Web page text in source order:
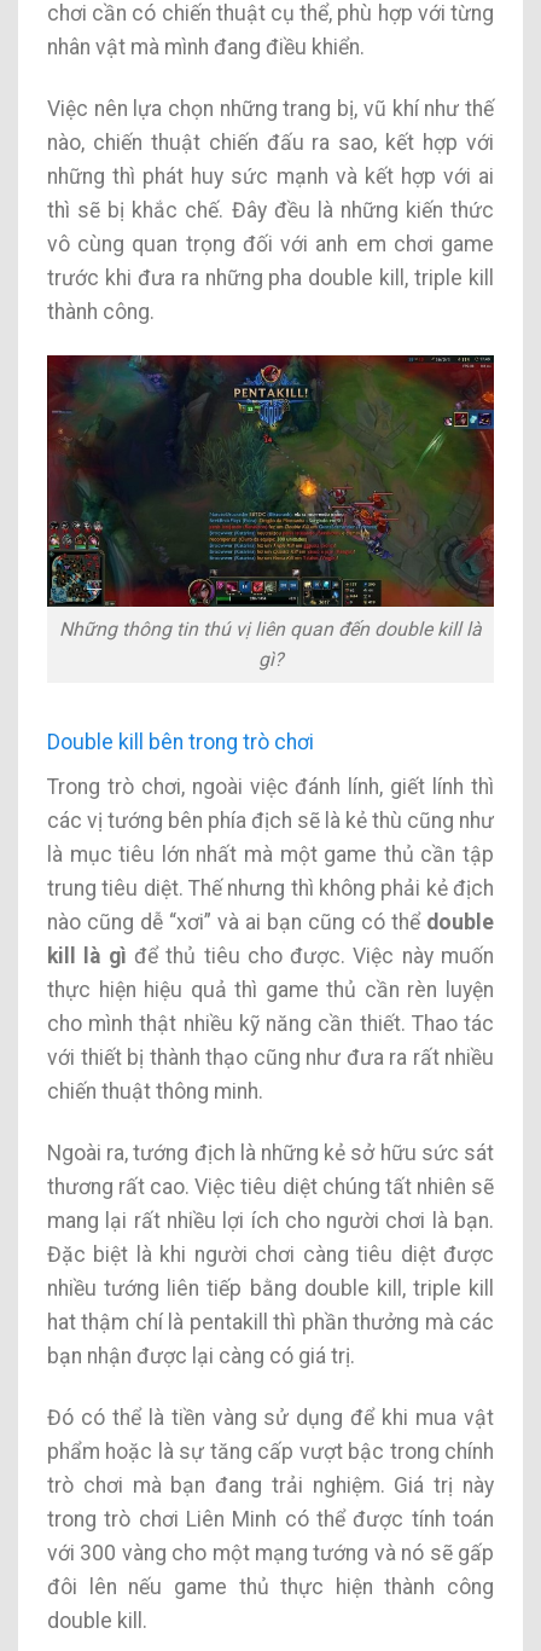
chơi cần có chiến thuật cụ thể, phù hợp với từng
nhân vật mà mình đang điều khiển.
Việc nên lựa chọn những trang bị, vũ khí như thế
nào, chiến thuật chiến đấu ra sao, kết hợp với
những thì phát huy sức mạnh và kết hợp với ai
thì sẽ bị khắc chế. Đây đều là những kiến thức
vô cùng quan trọng đối với anh em chơi game
trước khi đưa ra những pha double kill, triple kill
thành công.
Những thông tin thú vị liên quan đến double kill là
gì?
Double kill bên trong trò chơi
Trong trò chơi, ngoài việc đánh lính, giết lính thì
các vị tướng bên phía địch sẽ là kẻ thù cũng như
là mục tiêu lớn nhất mà một game thủ cần tập
trung tiêu diệt. Thế nhưng thì không phải kẻ địch
nào cũng dễ “xơi” và ai bạn cũng có thể double
kill là gì để thủ tiêu cho được. Việc này muốn
thực hiện hiệu quả thì game thủ cần rèn luyện
cho mình thật nhiều kỹ năng cần thiết. Thao tác
với thiết bị thành thạo cũng như đưa ra rất nhiều
chiến thuật thông minh.
Ngoài ra, tướng địch là những kẻ sở hữu sức sát
thương rất cao. Việc tiêu diệt chúng tất nhiên sẽ
mang lại rất nhiều lợi ích cho người chơi là bạn.
Đặc biệt là khi người chơi càng tiêu diệt được
nhiều tướng liên tiếp bằng double kill, triple kill
hat thậm chí là pentakill thì phần thưởng mà các
bạn nhận được lại càng có giá trị.
Đó có thể là tiền vàng sử dụng để khi mua vật
phẩm hoặc là sự tăng cấp vượt bậc trong chính
trò chơi mà bạn đang trải nghiệm. Giá trị này
trong trò chơi Liên Minh có thể được tính toán
với 300 vàng cho một mạng tướng và nó sẽ gấp
đôi lên nếu game thủ thực hiện thành công
double kill.